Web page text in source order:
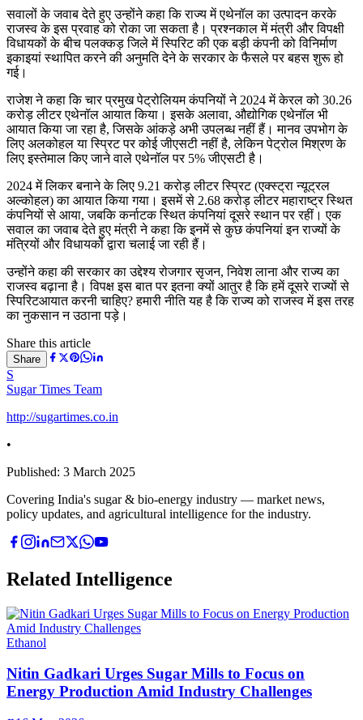
सवालों के जवाब देते हुए उन्होंने कहा कि राज्य में एथेनॉल का उत्पादन करके
राजस्व के इस प्रवाह को रोका जा सकता है। प्रश्नकाल में मंत्री और विपक्षी
विधायकों के बीच पलक्कड़ जिले में स्पिरिट की एक बड़ी कंपनी को विनिर्माण
इकाइयां स्थापित करने की अनुमति देने के सरकार के फैसले पर बहस शुरू हो
गई।
राजेश ने कहा कि चार प्रमुख पेट्रोलियम कंपनियों ने 2024 में केरल को 30.26
करोड़ लीटर एथेनॉल आयात किया। इसके अलावा, औद्योगिक एथेनॉल भी
आयात किया जा रहा है, जिसके आंकड़े अभी उपलब्ध नहीं हैं। मानव उपभोग के
लिए अलकोहल या स्प्रिट पर कोई जीएसटी नहीं है, लेकिन पेट्रोल मिश्रण के
लिए इस्तेमाल किए जाने वाले एथेनॉल पर 5% जीएसटी है।
2024 में लिकर बनाने के लिए 9.21 करोड़ लीटर स्प्रिट (एक्स्ट्रा न्यूट्रल
अल्कोहल) का आयात किया गया। इसमें से 2.68 करोड़ लीटर महाराष्ट्र स्थित
कंपनियों से आया, जबकि कर्नाटक स्थित कंपनियां दूसरे स्थान पर रहीं। एक
सवाल का जवाब देते हुए मंत्री ने कहा कि इनमें से कुछ कंपनियां इन राज्यों के
मंत्रियों और विधायकों द्वारा चलाई जा रही हैं।
उन्होंने कहा की सरकार का उद्देश्य रोजगार सृजन, निवेश लाना और राज्य का
राजस्व बढ़ाना है। विपक्ष इस बात पर इतना क्यों आतुर है कि हमें दूसरे राज्यों से
स्पिरिटआयात करनी चाहिए? हमारी नीति यह है कि राज्य को राजस्व में इस तरह
का नुकसान न उठाना पड़े।
Share this article
Share
S
Sugar Times Team
http://sugartimes.co.in
•
Published: 3 March 2025
Covering India's sugar & bio-energy industry — market news,
policy updates, and agricultural intelligence for the industry.
Related Intelligence
Ethanol
Nitin Gadkari Urges Sugar Mills to Focus on
Energy Production Amid Industry Challenges